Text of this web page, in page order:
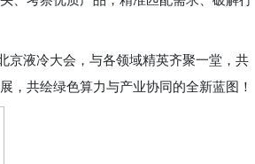
京液冷大会，与各领域精英齐聚一堂，共
，共绘绿色算力与产业协同的全新蓝图！